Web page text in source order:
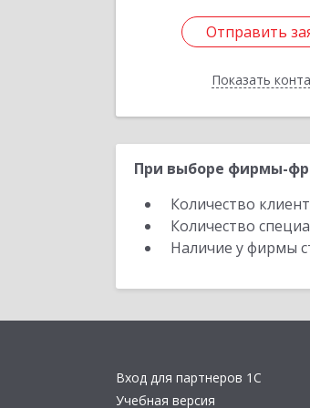
Отправить
Показать
Отправить
Назад
При выборе фирмы-
Количество
Количество
Наличие у фирмы
Вход для партнеров 1С
Учебная версия